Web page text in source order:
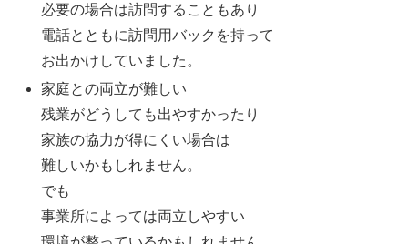
必要の場合は訪問することもあり
電話とともに訪問用バックを持って
お出かけしていました。
家庭との両立が難しい
残業がどうしても出やすかったり
家族の協力が得にくい場合は
難しいかもしれません。
でも
事業所によっては両立しやすい